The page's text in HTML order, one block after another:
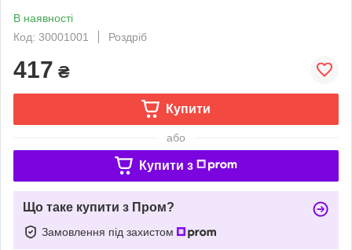
В наявності
Код: 30001001
Роздріб
417 ₴
Купити
або
Купити з
Що таке купити з Пром?
Замовлення під захистом